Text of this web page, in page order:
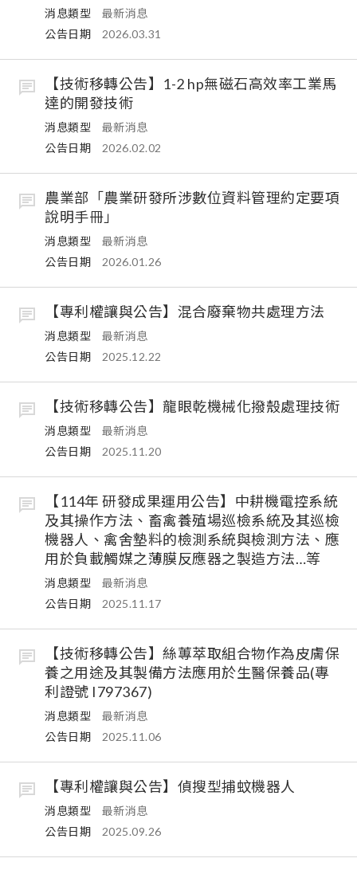
消息類型
最新消息
公告日期
2026.03.31
【技術移轉公告】1-2 hp無磁石高效率工業馬
達的開發技術
消息類型
最新消息
公告日期
2026.02.02
農業部「農業研發所涉數位資料管理約定要項
說明手冊」
消息類型
最新消息
公告日期
2026.01.26
【專利權讓與公告】混合廢棄物共處理方法
消息類型
最新消息
公告日期
2025.12.22
【技術移轉公告】龍眼乾機械化撥殼處理技術
消息類型
最新消息
公告日期
2025.11.20
【114年 研發成果運用公告】中耕機電控系統
及其操作方法、畜禽養殖場巡檢系統及其巡檢
機器人、禽舍墊料的檢測系統與檢測方法、應
用於負載觸媒之薄膜反應器之製造方法…等
消息類型
最新消息
公告日期
2025.11.17
【技術移轉公告】絲蓴萃取組合物作為皮膚保
養之用途及其製備方法應用於生醫保養品(專
利證號 I797367)
消息類型
最新消息
公告日期
2025.11.06
【專利權讓與公告】偵搜型捕蚊機器人
消息類型
最新消息
公告日期
2025.09.26